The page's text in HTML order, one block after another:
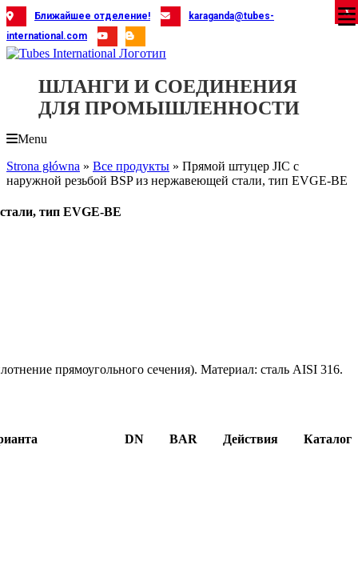
Skip
to
content
Ближайшее отделение!
karaganda@tubes-
international.com
ШЛАНГИ И СОЕДИНЕНИЯ
ДЛЯ ПРОМЫШЛЕННОСТИ
Menu
Strona główna » Все продукты » Прямой штуцер JIC с
наружной резьбой BSP из нержавеющей стали, тип EVGE-BE
тип EVGE-BE
прямоугольного сечения). Материал: сталь AISI 316.
DN BAR Действия Каталог
X
X
X
X
X
X
X
X
X
X
X
X
X
X
X
X
X
X
X